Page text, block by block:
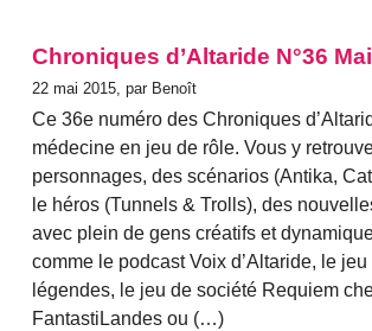
Chroniques d’Altaride N°36
22 mai 2015, par Benoît
Ce 36e numéro des Chroniques
médecine en jeu de rôle. Vous y
personnages, des scénarios (Antika,
le héros (Tunnels & Trolls), des
avec plein de gens créatifs et
comme le podcast Voix d’Altaride, le
légendes, le jeu de société Requiem
FantastiLandes ou (…)